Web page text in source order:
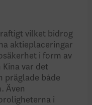
vilket bidrog
aktieplaceringar
i form av
Kina var det
präglade både
Även
i